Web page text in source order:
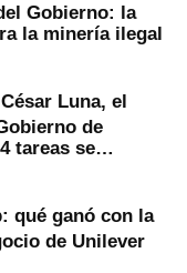
Gobierno: la
la minería ilegal
Luna, el
de
tareas se
qué ganó con la
de Unilever